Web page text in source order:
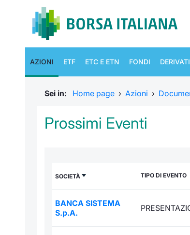
AZIONI ETF ETC E ETN FONDI DERIVATI
Sei in: Home page › Azioni ›
Prossimi Eventi
SOCIETÀ TIPO DI EVENTO
BANCA SISTEMA
S.p.A.